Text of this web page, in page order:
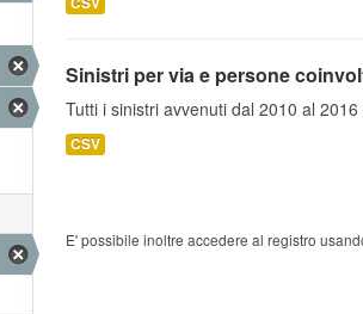
Sinistri per via e persone
Tutti i sinistri avvenuti dal 2010 al
CSV
E' possibile inoltre accedere al registro